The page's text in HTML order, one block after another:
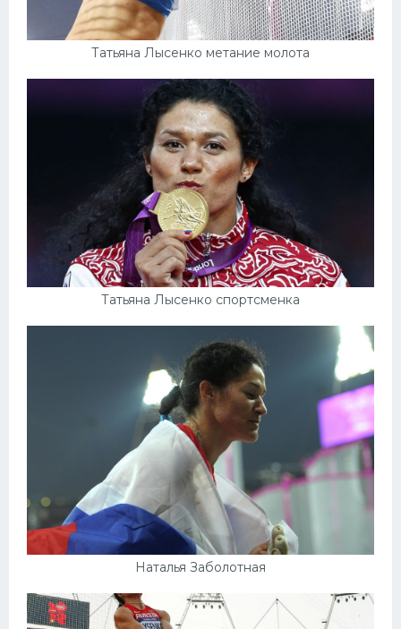
Татьяна Лысенко метание молота
Татьяна Лысенко спортсменка
Наталья Заболотная